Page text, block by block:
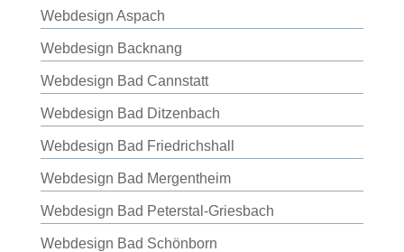
Webdesign Aspach
Webdesign Backnang
Webdesign Bad Cannstatt
Webdesign Bad Ditzenbach
Webdesign Bad Friedrichshall
Webdesign Bad Mergentheim
Webdesign Bad Peterstal-Griesbach
Webdesign Bad Schönborn